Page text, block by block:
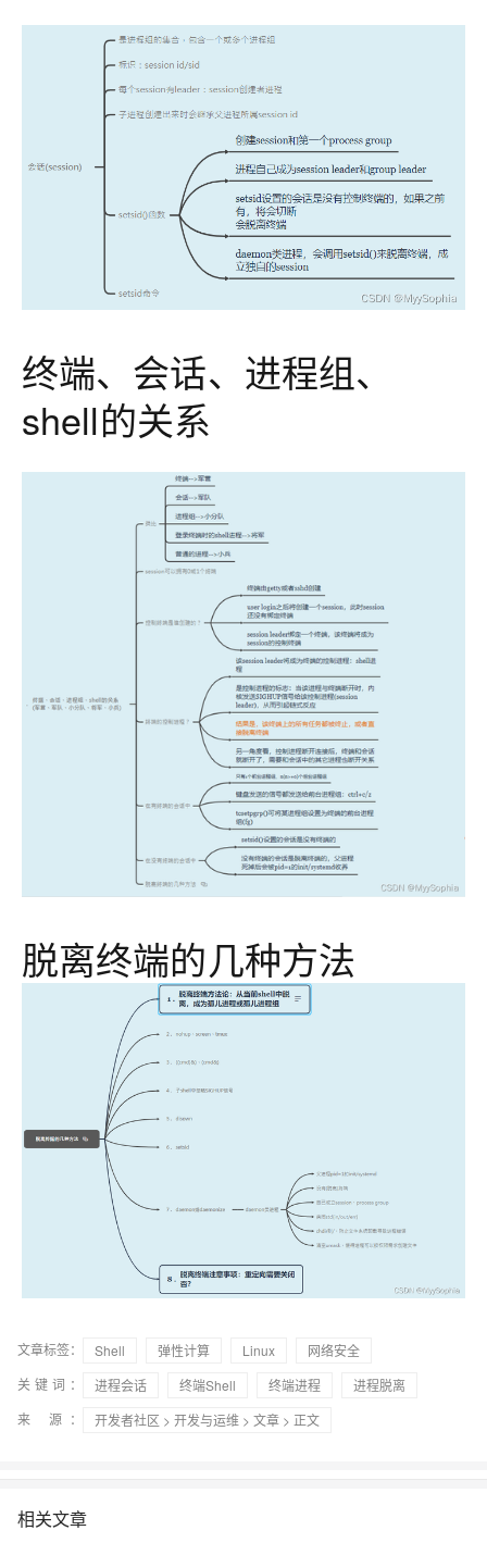
终端、会话、进程组、
shell的关系
脱离终端的几种方法
文章标签： Shell 弹性计算 Linux
网络安全
关键词：
进程会话 终端Shell 终端进程
进程脱离
来 源：
开发者社区 > 开发与运维 > 文章 > 正文
相关文章